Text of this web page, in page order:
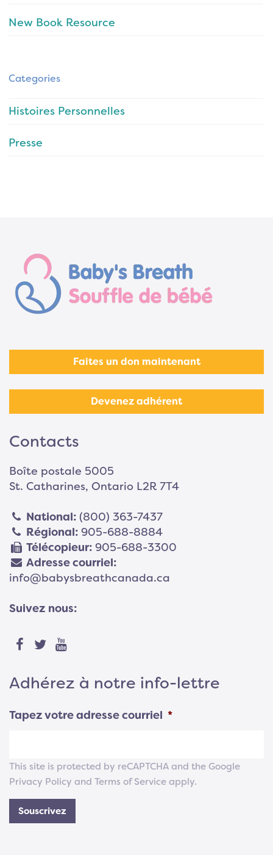
New Book Resource
Categories
Histoires Personnelles
Presse
Faites un don maintenant
Devenez adhérent
Contacts
Boîte postale 5005
St. Catharines, Ontario L2R 7T4
National: (800) 363-7437
Régional: 905-688-8884
Télécopieur: 905-688-3300
Adresse courriel:
info@babysbreathcanada.ca
Suivez nous:
Adhérez à notre info-lettre
Tapez votre adresse courriel *
This site is protected by reCAPTCHA and the Google
Privacy Policy and Terms of Service apply.
Souscrivez